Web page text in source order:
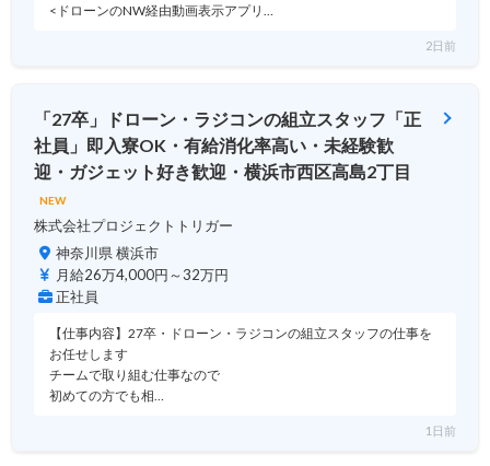
<ドローンのNW経由動画表示アプリ…
2日前
「27卒」ドローン・ラジコンの組立スタッフ「正
社員」即入寮OK・有給消化率高い・未経験歓
迎・ガジェット好き歓迎・横浜市西区高島2丁目
NEW
株式会社プロジェクトトリガー
神奈川県 横浜市
月給26万4,000円～32万円
正社員
【仕事内容】27卒・ドローン・ラジコンの組立スタッフの仕事を
お任せします
チームで取り組む仕事なので
初めての方でも相…
1日前